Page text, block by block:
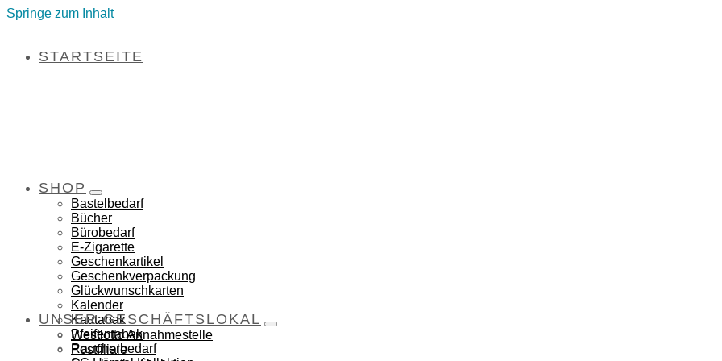
Springe zum Inhalt
STARTSEITE
SHOP
Bastelbedarf
Bücher
Bürobedarf
E-Zigarette
Geschenkartikel
Geschenkverpackung
Glückwunschkarten
Kalender
Kautabak
Pfeifentabak
Raucherbedarf
UNSER GESCHÄFTSLOKAL
Westlotto Annahmestelle
Postfiliale